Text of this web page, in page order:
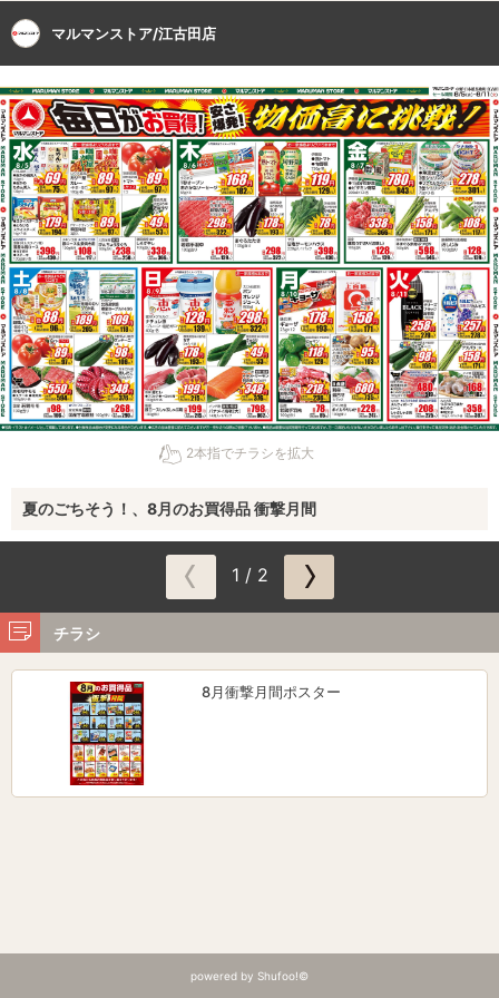
マルマンストア/江古田店
2本指でチラシを拡大
夏のごちそう！、8月のお買得品 衝撃月間
1 / 2
チラシ
8月衝撃月間ポスター
powered by Shufoo!©